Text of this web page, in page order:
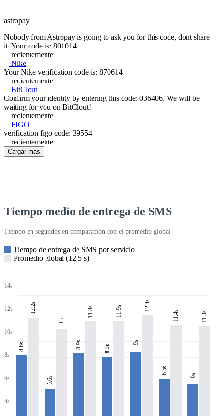
astropay
Nobody from Astropay is going to ask you for this code, dont share
it. Your code is: 801014
recientemente
Nike
Your Nike verification code is: 870614
recientemente
BitClout
Confirm your identity by entering this code: 036406. We will be
waiting for you on BitClout!
recientemente
FIGO
verification figo code: 39554
recientemente
Cargar más
Tiempo medio de entrega de SMS
Tiempo en segundos en comparación con el promedio global
Tiempo de entrega de SMS por servicio
Promedio global (12,5 s)
14s
12s
10s
8s
6s
4s
8.6s
12.2s
5.6s
11s
8.9s
11.8s
8.3s
11.9s
9s
12.4s
6.5s
11.4s
6s
11.3s